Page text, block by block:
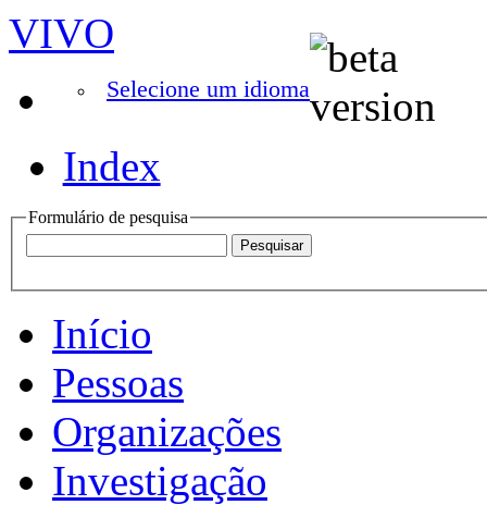
VIVO
Selecione um idioma
Index
Formulário de pesquisa
Início
Pessoas
Organizações
Investigação